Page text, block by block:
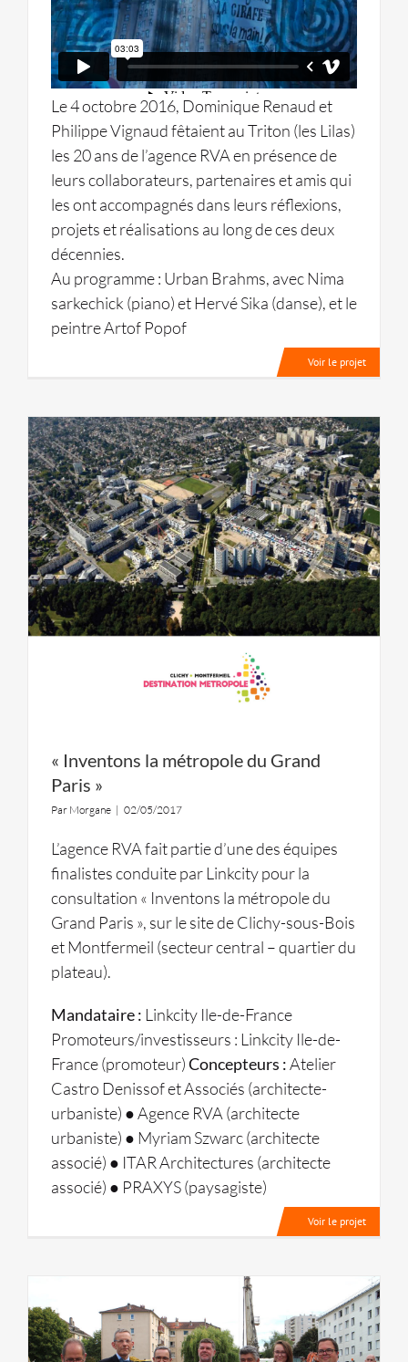
Le 4 octobre 2016, Dominique Renaud et
Philippe Vignaud fêtaient au Triton (les Lilas)
les 20 ans de l’agence RVA en présence de
leurs collaborateurs, partenaires et amis qui
les ont accompagnés dans leurs réflexions,
projets et réalisations au long de ces deux
décennies.
Au programme : Urban Brahms, avec Nima
sarkechick (piano) et Hervé Sika (danse), et le
peintre Artof Popof
Voir le projet
« Inventons la métropole du Grand
Paris »
Par Morgane | 02/05/2017
L’agence RVA fait partie d’une des équipes
finalistes conduite par Linkcity pour la
consultation « Inventons la métropole du
Grand Paris », sur le site de Clichy-sous-Bois
et Montfermeil (secteur central – quartier du
plateau).
Mandataire : Linkcity Ile-de-France
Promoteurs/investisseurs : Linkcity Ile-de-
France (promoteur)Concepteurs :Atelier
Castro Denissof et Associés (architecte-
urbaniste) ● Agence RVA (architecte
urbaniste) ● Myriam Szwarc (architecte
associé) ● ITAR Architectures (architecte
associé) ● PRAXYS (paysagiste)
Voir le projet